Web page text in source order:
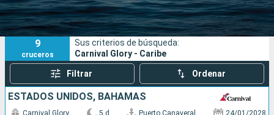
Puertos Compañías
Buscar
9
cruceros
Sus criterios de búsqueda:
Carnival Glory - Caribe
Filtrar Ordenar
ESTADOS UNIDOS, BAHAMAS